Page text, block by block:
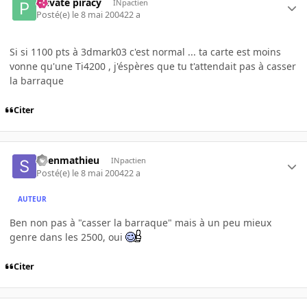
INpactien
Posté(e) le 8 mai 200422 a
Si si 1100 pts à 3dmark03 c'est normal ... ta carte est moins
vonne qu'une Ti4200 , j'éspères que tu t'attendait pas à casser
la barraque
Citer
Shenmathieu INpactien
Posté(e) le 8 mai 200422 a
AUTEUR
Ben non pas à "casser la barraque" mais à un peu mieux
genre dans les 2500, oui
Citer